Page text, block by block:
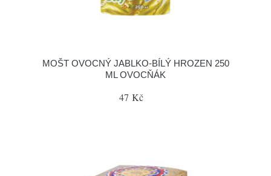
MOŠT OVOCNÝ JABLKO-BÍLÝ HROZEN 250
ML OVOCŇÁK
47 Kč